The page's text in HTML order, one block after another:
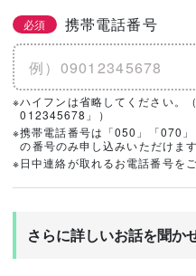
必須 携帯電話番号
※ハイフンは省略してください
012345678」）
※携帯電話番号は「050」「070
の番号のみ申し込みいただけます
※日中連絡が取れるお電話番号を
さらに詳しいお話を聞か